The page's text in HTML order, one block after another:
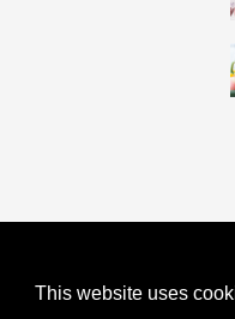
This website uses